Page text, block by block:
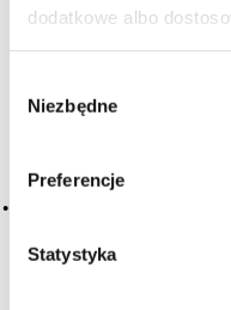
dodatkowe albo
zgody
Niezbędne
Preferencje
Statystyka
Czy masz
2016-05-10
mieszanie wina,